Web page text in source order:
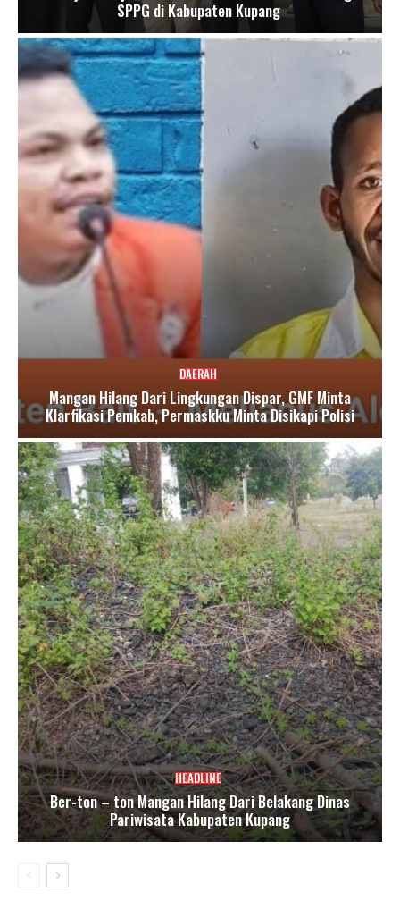
SPPG di Kabupaten Kupang
DAERAH
Mangan Hilang Dari Lingkungan Dispar, GMF Minta
Klarfikasi Pemkab, Permaskku Minta Disikapi Polisi
HEADLINE
Ber-ton – ton Mangan Hilang Dari Belakang Dinas
Pariwisata Kabupaten Kupang